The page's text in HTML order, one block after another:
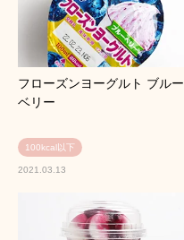
フローズンヨーグルト ブルー
ベリー
100kcal以下
2021.03.13